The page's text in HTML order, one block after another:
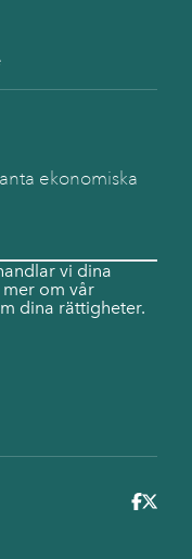
ekonomiska
vi dina
mer om vår
dina rättigheter.